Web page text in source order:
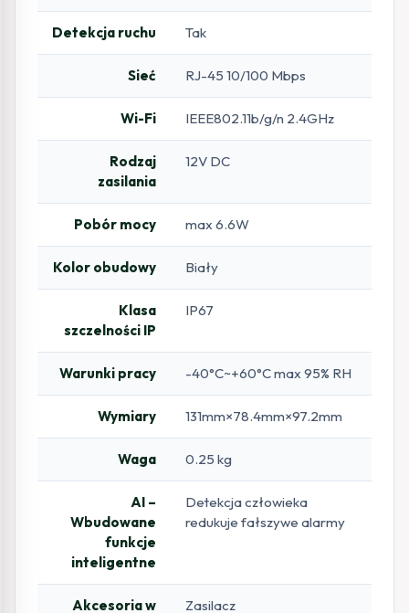
Detekcja ruchu Tak
Sieć RJ-45 10/100 Mbps
Wi-Fi IEEE802.11b/g/n 2.4GHz
Rodzaj
zasilania
12V DC
Pobór mocy max 6.6W
Kolor obudowy Biały
Klasa
szczelności IP
IP67
Warunki pracy -40°C~+60°C max 95% RH
Wymiary 131mm×78.4mm×97.2mm
Waga 0.25 kg
AI –
Wbudowane
funkcje
inteligentne
Detekcja człowieka
redukuje fałszywe alarmy
Akcesoria w Zasilacz